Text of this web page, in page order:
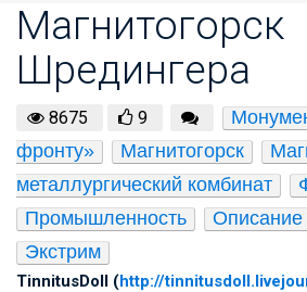
Магнитогорск
Шредингера
8675 9
фронту»
Магнитогорск
металлургический комбинат
Промышленность
Описание
Экстрим
TinnitusDoll (http://